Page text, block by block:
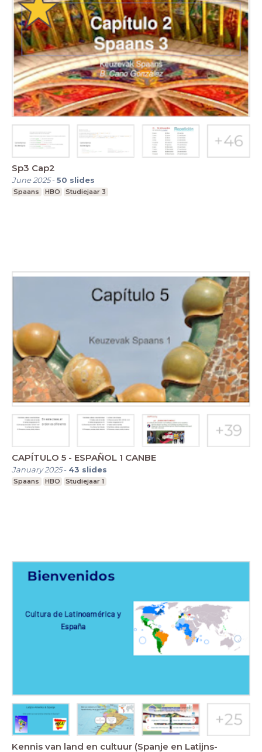
Sp3 Cap2
June 2025-50 slides
Spaans HBO Studiejaar 3
CAPÍTULO 5 - ESPAÑOL 1 CANBE
January 2025- 43 slides
Spaans HBO Studiejaar 1
Kennis van land en cultuur (Spanje en Latijns-